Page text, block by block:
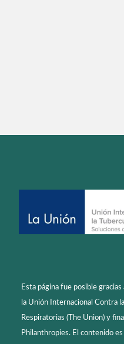
Esta página fue posible
la Unión Internacional Contra
Respiratorias (The Union) y
Philanthropies. El contenido